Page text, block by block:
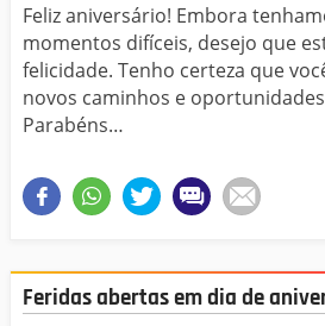
Feliz aniversário! Embora
momentos difíceis, desejo que
felicidade. Tenho certeza que
novos caminhos e
Parabéns…
Feridas abertas em dia de